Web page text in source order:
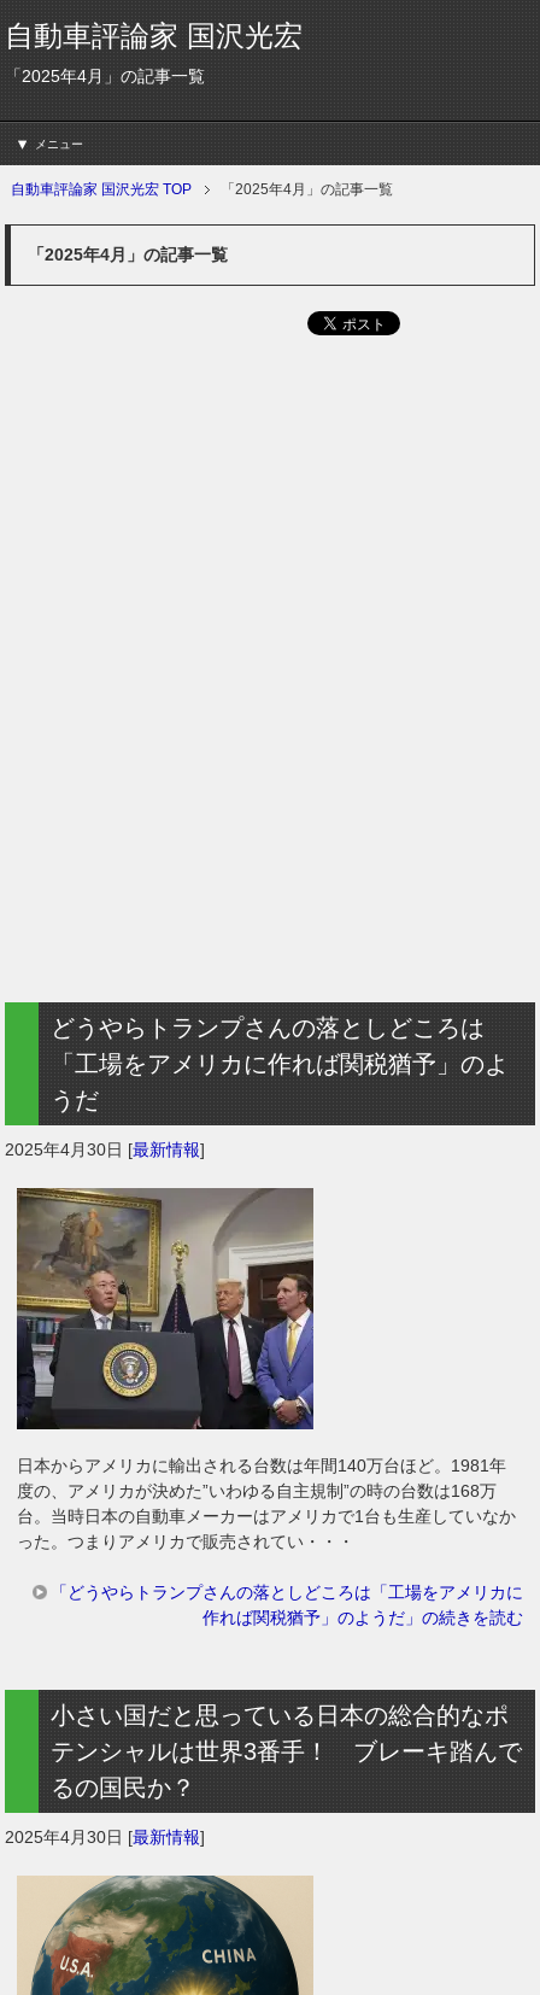
自動車評論家 国沢光宏
「2025年4月」の記事一覧
メニュー
自動車評論家 国沢光宏 TOP 「2025年4月」の記事一覧
「2025年4月」の記事一覧
どうやらトランプさんの落としどころは
「工場をアメリカに作れば関税猶予」のよ
うだ
2025年4月30日 [最新情報]
日本からアメリカに輸出される台数は年間140万台ほど。1981年
度の、アメリカが決めた”いわゆる自主規制”の時の台数は168万
台。当時日本の自動車メーカーはアメリカで1台も生産していなか
った。つまりアメリカで販売されてい・・・
「どうやらトランプさんの落としどころは「工場をアメリカに
作れば関税猶予」のようだ」の続きを読む
小さい国だと思っている日本の総合的なポ
テンシャルは世界3番手！ ブレーキ踏んで
るの国民か？
2025年4月30日 [最新情報]